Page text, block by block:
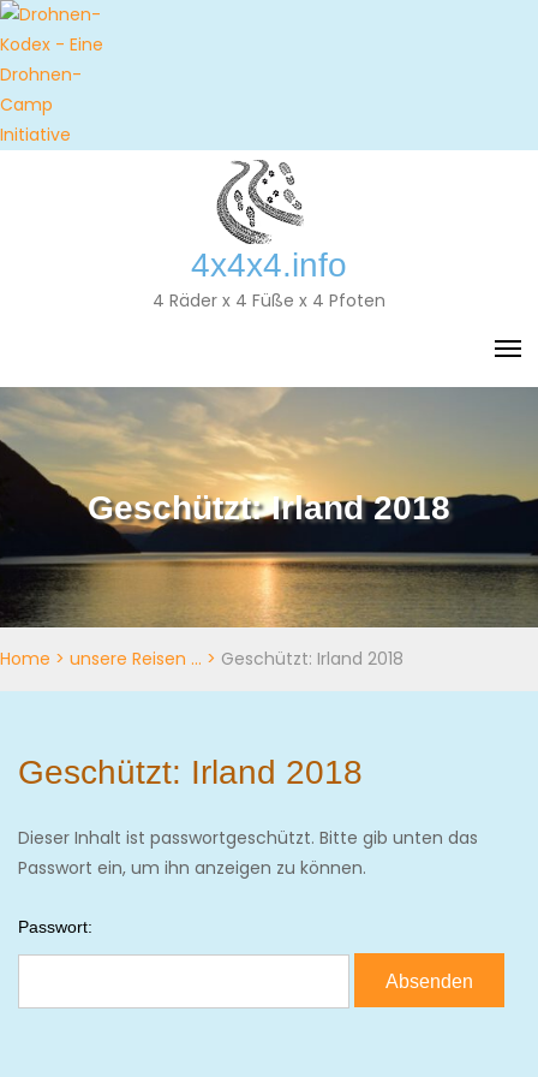
4x4x4.info
4 Räder x 4 Füße x 4 Pfoten
Geschützt: Irland 2018
Home > unsere Reisen … > Geschützt: Irland 2018
Geschützt: Irland 2018
Dieser Inhalt ist passwortgeschützt. Bitte gib unten das
Passwort ein, um ihn anzeigen zu können.
Passwort: